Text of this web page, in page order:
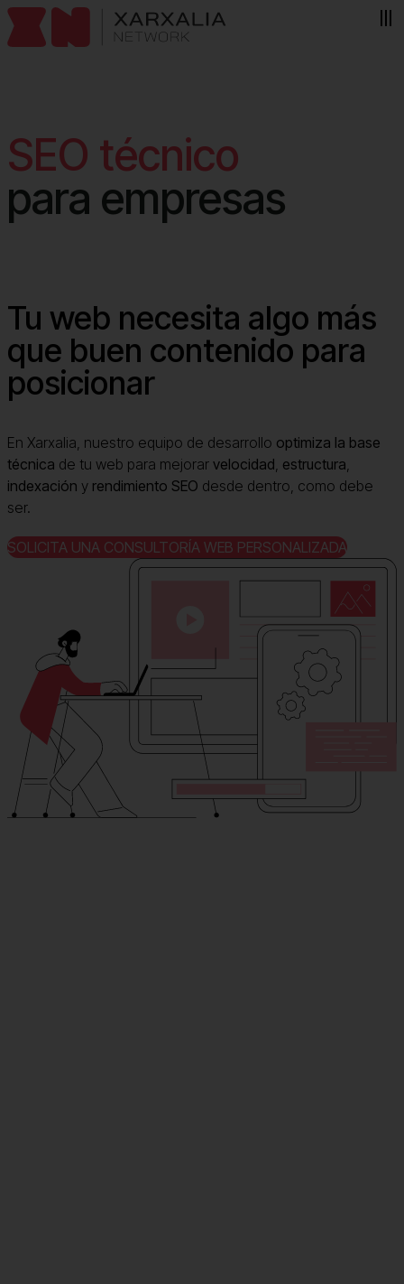
Skip to content
SEO técnico
para empresas
Tu web necesita algo más
que buen contenido para
posicionar
En Xarxalia, nuestro equipo de desarrollo optimiza la base
técnica de tu web para mejorar velocidad estructura
indexación y rendimiento SEO desde dentro, como debe
ser.
SOLICITA UNA CONSULTORÍA WEB PERSONALIZADA